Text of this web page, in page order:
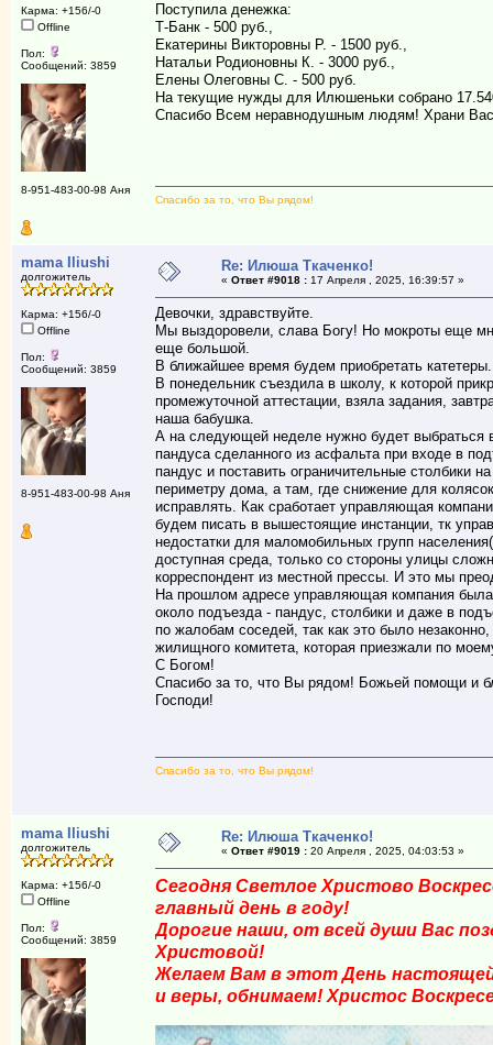
Карма: +156/-0
Offline
Пол:
Сообщений: 3859
8-951-483-00-98 Аня
Поступила денежка:
Т-Банк - 500 руб.,
Екатерины Викторовны Р. - 1500 руб.,
Натальи Родионовны К. - 3000 руб.,
Елены Олеговны С. - 500 руб.
На текущие нужды для Илюшеньки собрано
Спасибо Всем неравнодушным людям! Храни
Спасибо за то, что Вы рядом!
mama Iliushi
долгожитель
Карма: +156/-0
Offline
Пол:
Сообщений: 3859
8-951-483-00-98 Аня
Re: Илюша Ткаченко!
« Ответ #9018 :17 Апреля , 2025, 16:39:57 »
Девочки, здравствуйте.
Мы выздоровели, слава Богу! Но мокроты еще
еще большой.
В ближайшее время будем приобретать катетеры.
В понедельник съездила в школу, к которой
промежуточной аттестации, взяла задания,
наша бабушка.
А на следующей неделе нужно будет выбраться
пандуса сделанного из асфальта при входе в
пандус и поставить ограничительные столбики
периметру дома, а там, где снижение для
исправлять. Как сработает управляющая
будем писать в вышестоящие инстанции, тк
недостатки для маломобильных групп
доступная среда, только со стороны улицы
корреспондент из местной прессы. И это мы
На прошлом адресе управляющая компания
около подъезда - пандус, столбики и даже в
по жалобам соседей, так как это было
жилищного комитета, которая приезжали по
С Богом!
Спасибо за то, что Вы рядом! Божьей помощи и
Господи!
Спасибо за то, что Вы рядом!
mama Iliushi
долгожитель
Карма: +156/-0
Offline
Пол:
Сообщений: 3859
Re: Илюша Ткаченко!
« Ответ #9019 :20 Апреля , 2025, 04:03:53 »
Сегодня Светлое Христово
главный день в году!
Дорогие наши, от всей души Вас
Христовой!
Желаем Вам в этот День
и веры, обнимаем! Христос